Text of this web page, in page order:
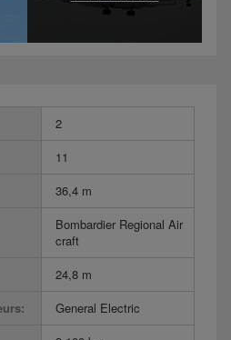
2
11
36,4 m
Bombardier Regional Air
craft
24,8 m
General Electric